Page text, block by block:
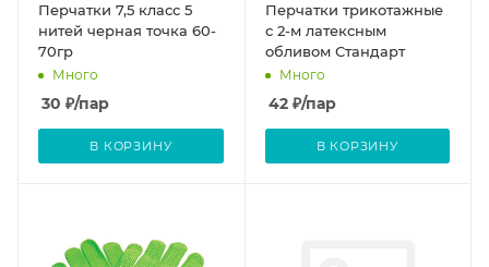
Перчатки 7,5 класс 5
нитей черная точка 60-
70гр
Много
30 ₽/пар
В КОРЗИНУ
Перчатки трикотажные
с 2-м латексным
обливом Стандарт
Много
42₽/пар
В КОРЗИНУ